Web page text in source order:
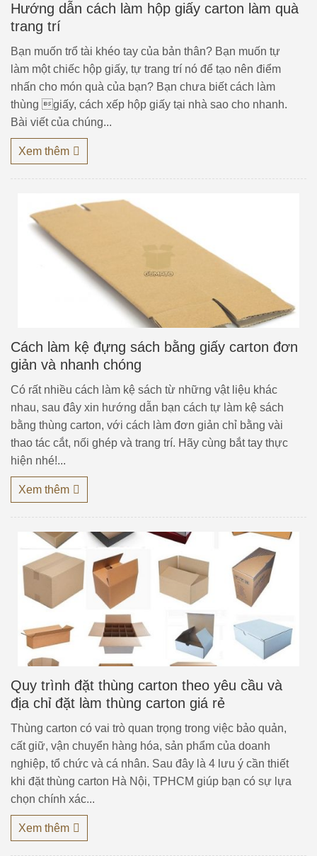
Hướng dẫn cách làm hộp giấy carton làm quà
trang trí
Bạn muốn trổ tài khéo tay của bản thân? Bạn muốn tự
làm một chiếc hộp giấy, tự trang trí nó để tạo nên điểm
nhấn cho món quà của bạn? Bạn chưa biết cách làm
thùng giấy, cách xếp hộp giấy tại nhà sao cho nhanh.
Bài viết của chúng...
Xem thêm
Cách làm kệ đựng sách bằng giấy carton đơn
giản và nhanh chóng
Có rất nhiều cách làm kệ sách từ những vật liệu khác
nhau, sau đây xin hướng dẫn bạn cách tự làm kệ sách
bằng thùng carton, với cách làm đơn giản chỉ bằng vài
thao tác cắt, nối ghép và trang trí. Hãy cùng bắt tay thực
hiện nhé!...
Xem thêm
Quy trình đặt thùng carton theo yêu cầu và
địa chỉ đặt làm thùng carton giá rẻ
Thùng carton có vai trò quan trọng trong việc bảo quản,
cất giữ, vận chuyển hàng hóa, sản phẩm của doanh
nghiệp, tổ chức và cá nhân. Sau đây là 4 lưu ý cần thiết
khi đặt thùng carton Hà Nội, TPHCM giúp bạn có sự lựa
chọn chính xác...
Xem thêm